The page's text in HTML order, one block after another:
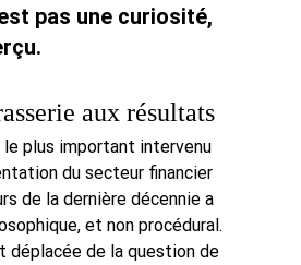
pas une curiosité,
aux résultats
le plus important intervenu
du secteur financier
de la dernière décennie a
et non procédural.
déplacée de la question de